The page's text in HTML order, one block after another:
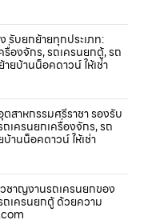
รับยกย้ายทุกประเภท:
องจักร, รถเครนยกตู้, รถ
ยบ้านน็อคดาวน์ ให้เช่า
สาหกรรมศรีราชา รองรับ
เครนยกเครื่องจักร, รถ
านน็อคดาวน์ ให้เช่า
ชาญงานรถเครนยกของ
ถเครนยกตู้ ด้วยความ